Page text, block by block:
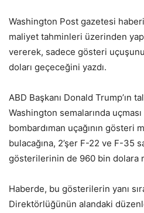
Washington Post gazetesi
maliyet tahminleri üzerinden
vererek, sadece gösteri
doları geçeceğini yazdı.
ABD Başkanı Donald Trump’ın
Washington semalarında
bombardıman uçağının gösteri
bulacağına, 2’şer F-22 ve F-35
gösterilerinin de 960 bin dolara
Haberde, bu gösterilerin yanı
Direktörlüğünün alandaki